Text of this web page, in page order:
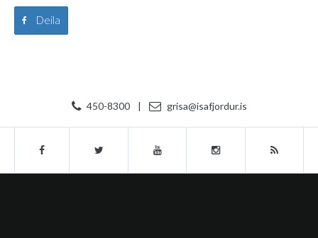
Deila
450-8300 | grisa@isafjordur.is